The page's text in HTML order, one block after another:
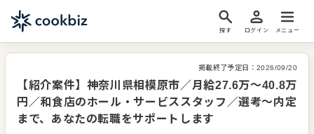
探す ログイン メニュー
掲載終了予定日： 2026/09/20
【紹介案件】神奈川県相模原市／月給27.6万～40.8万
円／和食店のホール・サービススタッフ／選考～内定
まで、あなたの転職をサポートします